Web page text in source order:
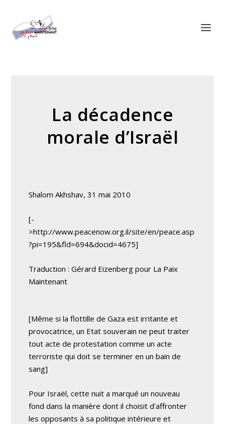
La décadence
morale d’Israël
Shalom Akhshav, 31 mai 2010
[-
>http://www.peacenow.org.il/site/en/peace.asp
?pi=195&fld=694&docid=4675]
Traduction : Gérard Eizenberg pour La Paix
Maintenant
[Même si la flottille de Gaza est irritante et
provocatrice, un Etat souverain ne peut traiter
tout acte de protestation comme un acte
terroriste qui doit se terminer en un bain de
sang]
Pour Israël, cette nuit a marqué un nouveau
fond dans la manière dont il choisit d’affronter
les opposants à sa politique intérieure et